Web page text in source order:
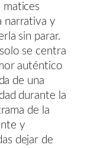
matices
narrativa y
sin parar.
se centra
auténtico
de una
durante la
de la
y
dejar de